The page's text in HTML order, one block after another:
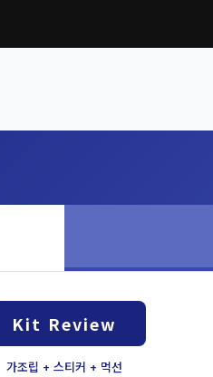
Kit Review
가조립 + 스티커 + 먹선